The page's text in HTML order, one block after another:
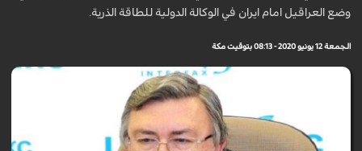
وضع العراقيل امام ايران في الوكالة الدولية للطاقة الذرية.
الجمعة 12 يونيو 2020 - 08:13 بتوقيت مكة